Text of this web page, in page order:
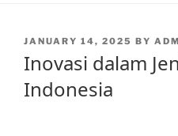
POSTED
JANUARY 14, 2025 BY
Inovasi dalam
Indonesia